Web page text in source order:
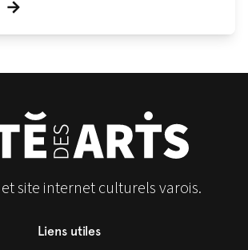
site internet culturels varois.
Liens utiles